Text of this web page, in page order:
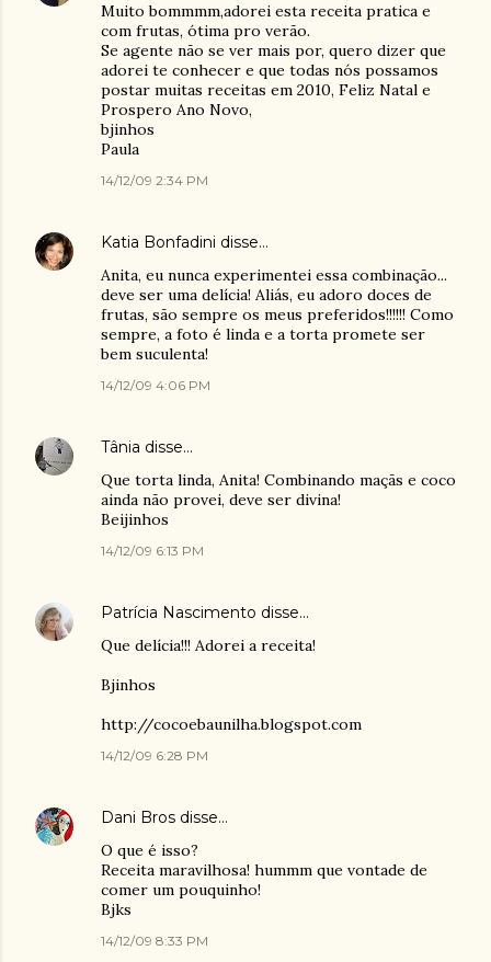
Muito bommmm,adorei esta receita pratica e
com frutas, ótima pro verão.
Se agente não se ver mais por, quero dizer que
adorei te conhecer e que todas nós possamos
postar muitas receitas em 2010, Feliz Natal e
Prospero Ano Novo,
bjinhos
Paula
14/12/09 2:34 PM
Katia Bonfadini disse…
Anita, eu nunca experimentei essa combinação...
deve ser uma delícia! Aliás, eu adoro doces de
frutas, são sempre os meus preferidos!!!!!! Como
sempre, a foto é linda e a torta promete ser
bem suculenta!
14/12/09 4:06 PM
Tânia disse…
Que torta linda, Anita! Combinando maçãs e coco
ainda não provei, deve ser divina!
Beijinhos
14/12/09 6:13 PM
Patrícia Nascimento disse…
Que delícia!!! Adorei a receita!
Bjinhos
http://cocoebaunilha.blogspot.com
14/12/09 6:28 PM
Dani Bros disse…
O que é isso?
Receita maravilhosa! hummm que vontade de
comer um pouquinho!
Bjks
14/12/09 8:33 PM